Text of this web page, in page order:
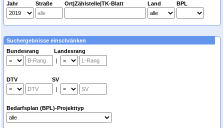
Jahr
Straße Ort|Zählstelle|TK-Blatt Land BPL
Suchergebnisse einschränken
Bundesrang Landesrang
|
DTV SV
|
Bedarfsplan (BPL)-Projekttyp